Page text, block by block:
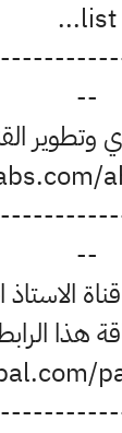
القناة :
احمد